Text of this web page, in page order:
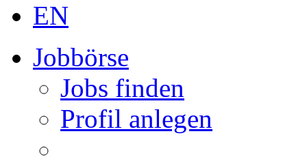
EN
Jobbörse
Jobs finden
Profil anlegen